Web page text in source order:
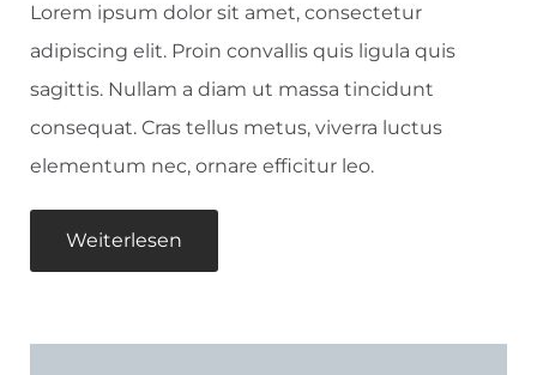
Lorem ipsum dolor sit amet, consectetur
adipiscing elit. Proin convallis quis ligula quis
sagittis. Nullam a diam ut massa tincidunt
consequat. Cras tellus metus, viverra luctus
elementum nec, ornare efficitur leo.
Weiterlesen